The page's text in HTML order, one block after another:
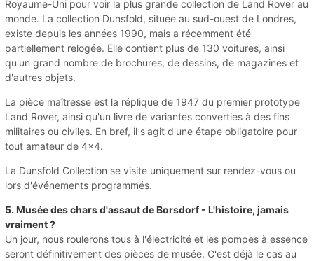
Royaume-Uni pour voir la plus grande collection de Land Rover au
monde. La collection Dunsfold, située au sud-ouest de Londres,
existe depuis les années 1990, mais a récemment été
partiellement relogée. Elle contient plus de 130 voitures, ainsi
qu'un grand nombre de brochures, de dessins, de magazines et
d'autres objets.
La pièce maîtresse est la réplique de 1947 du premier prototype
Land Rover, ainsi qu'un livre de variantes converties à des fins
militaires ou civiles. En bref, il s'agit d'une étape obligatoire pour
tout amateur de 4x4.
La Dunsfold Collection se visite uniquement sur rendez-vous ou
lors d'événements programmés.
5. Musée des chars d'assaut de Borsdorf - L'histoire, jamais
vraiment ?
Un jour, nous roulerons tous à l'électricité et les pompes à essence
seront définitivement des pièces de musée. C'est déjà le cas au